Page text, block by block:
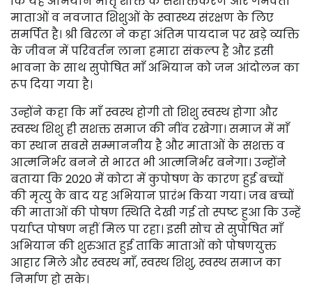
माताओं व नवजात शिशुओं के स्वास्थ्य संरक्षण के लिए
समर्पित है। श्री बिरला ने कहा अंतिम पायदान पर खड़े व्यक्ति
के जीवन में परिवर्तन लाना हमारा संकल्प है और इसी
भावना के साथ सुपोषित माँ अभियान को जन आंदोलन का
रूप दिया गया है।
उन्होंने कहा कि माँ स्वस्थ होगी तो शिशु स्वस्थ होगा और
स्वस्थ शिशु ही सशक्त समाज की नींव रखेगा। समाज में माँ
का स्थान सबसे सम्माननीय है और माताओं के सशक्त व
आत्मनिर्भर बनने से भारत भी आत्मनिर्भर बनेगा। उन्होंने
बताया कि 2020 में कोटा में कुपोषण के कारण हुई बच्चों
की मृत्यु के बाद यह अभियान प्रारंभ किया गया। जब बच्चों
की माताओं की पोषण स्थिति देखी गई तो स्पष्ट हुआ कि उन्हें
पर्याप्त पोषण नहीं मिल पा रहा। इसी सोच से सुपोषित माँ
अभियान की शुरुआत हुई ताकि माताओं को पोषणयुक्त
आहार मिले और स्वस्थ माँ, स्वस्थ शिशु, स्वस्थ समाज का
निर्माण हो सके।